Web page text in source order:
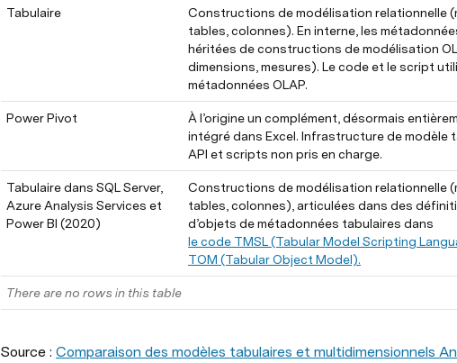
Tabulaire
Constructions de modélisation relationnelle
tables, colonnes). En interne, les
héritées de constructions de modélisation
dimensions, mesures). Le code et le script
métadonnées OLAP.
Power Pivot
À l’origine un complément, désormais
intégré dans Excel. Infrastructure de modèle
API et scripts non pris en charge.
Tabulaire dans SQL Server,
Azure Analysis Services et
Power BI (2020)
Constructions de modélisation relationnelle
tables, colonnes), articulées dans des
d’objets de métadonnées tabulaires dans
le code TMSL (Tabular Model Scripting
TOM (Tabular Object Model).
There are no rows in this table
Source : Comparaison des modèles tabulaires et multidimensionnels